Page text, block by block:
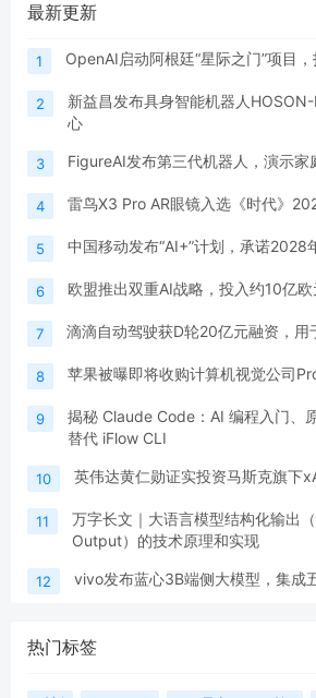
最新更新
1 OpenAI启动阿根廷“星际之门”项目
2
新益昌发布具身智能机器人
心
3 FigureAI发布第三代机器人，演示家
4 雷鸟X3 Pro AR眼镜入选《时代》
5 中国移动发布“AI+”计划，承诺2028
6 欧盟推出双重AI战略，投入约10亿
7 滴滴自动驾驶获D轮20亿元融资，用
8 苹果被曝即将收购计算机视觉公司
9
揭秘 Claude Code：AI 编程入门、
替代 iFlow CLI
10 英伟达黄仁勋证实投资马斯克旗下
11
万字长文｜大语言模型结构化输出
Output）的技术原理和实现
12 vivo发布蓝心3B端侧大模型，集成
热门标签